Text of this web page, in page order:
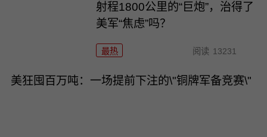
射程1800公里的“巨炮”，治得了
美军“焦虑”吗？
最热 阅读 13231
美狂囤百万吨：一场提前下注的\"铜牌军备竞赛\"